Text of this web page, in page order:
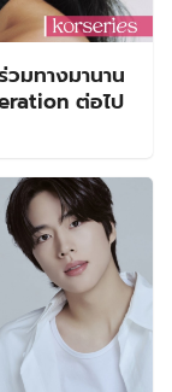
วมทางมานาน
ต่อไป